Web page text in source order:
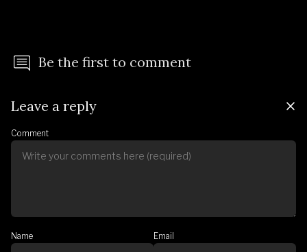
Be the first to comment
Leave a reply
Comment
Name Email